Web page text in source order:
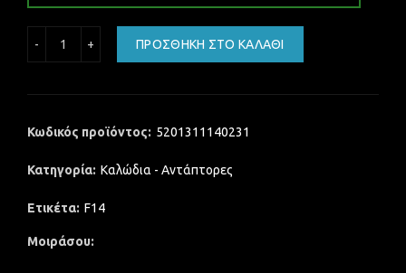
ΠΡΟΣΘΉΚΗ ΣΤΟ ΚΑΛΆΘΙ
Κωδικός προϊόντος: 5201311140231
Κατηγορία: Καλώδια - Αντάπτορες
Ετικέτα: F14
Μοιράσου